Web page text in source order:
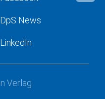
DpS News
LinkedIn